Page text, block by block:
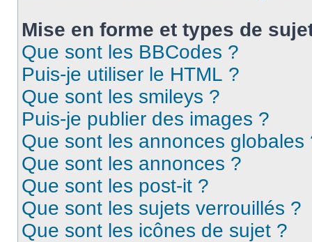
Mise en forme et types de
Que sont les BBCodes ?
Puis-je utiliser le HTML ?
Que sont les smileys ?
Puis-je publier des images ?
Que sont les annonces globales
Que sont les annonces ?
Que sont les post-it ?
Que sont les sujets verrouillés ?
Que sont les icônes de sujet ?